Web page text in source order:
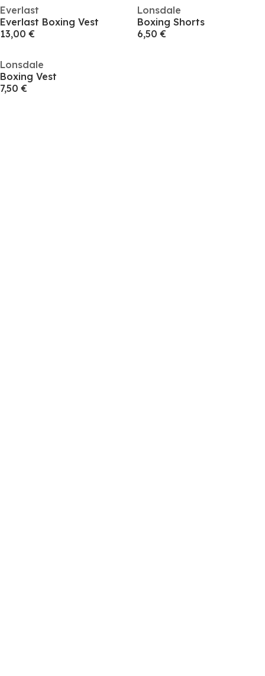
Everlast
Everlast Boxing Vest
13,00 €
Lonsdale
Boxing Shorts
6,50 €
Lonsdale
Boxing Vest
7,50 €